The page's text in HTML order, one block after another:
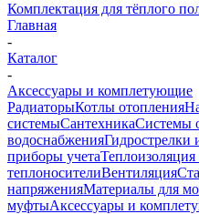
Комплектация для тёплого
Главная
-
Каталог
-
Аксессуары и комплетующие
РадиаторыКотлы отопления
системыСантехникаСистемы
водоснабженияГидрострелки
приборы учетаТеплоизоляция
теплоносителиВентиляция
напряженияМатериалы для
муфтыАксессуары и